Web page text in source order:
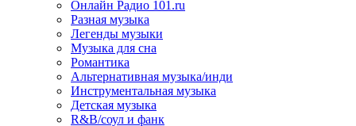
Онлайн Радио 101.ru
Разная музыка
Легенды музыки
Музыка для сна
Романтика
Альтернативная музыка/инди
Инструментальная музыка
Детская музыка
R&B/cоул и фанк